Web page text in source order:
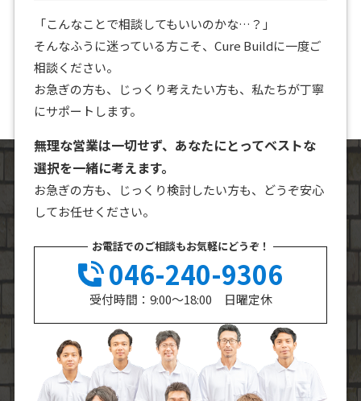
「こんなことで相談してもいいのかな…？」
そんなふうに迷っている方こそ、Cure Buildに一度ご
相談ください。
お急ぎの方も、じっくり考えたい方も、私たちが丁寧
にサポートします。
無理な営業は一切せず、あなたにとってベストな
選択を一緒に考えます。
お急ぎの方も、じっくり検討したい方も、どうぞ安心
してお任せください。
お電話でのご相談もお気軽にどうぞ！
046-240-9306
受付時間：9:00～18:00 日曜定休